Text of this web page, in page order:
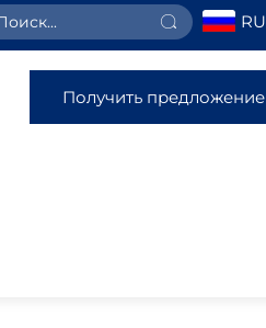
RU
Получить предложение